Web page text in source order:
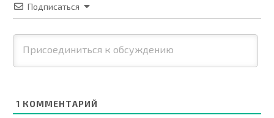
Подписаться
1 КОММЕНТАРИЙ